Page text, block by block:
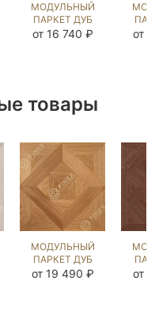
МОДУЛЬНЫЙ
ПАРКЕТ ДУБ
ВИНСЕН
от 16 740 ₽ от
товары
МОДУЛЬНЫЙ
ПАРКЕТ ДУБ
ДАФФИЛД
от 19 490 ₽ от